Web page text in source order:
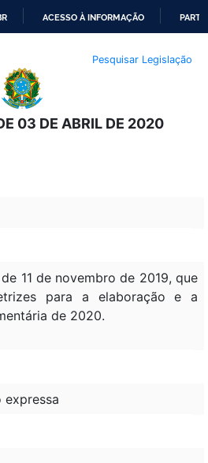
O
CONTEÚDO
ACESSO À INFORMAÇÃO
Pesquisar Legislação
03 DE ABRIL DE 2020
de 11 de novembro de 2019, que
para a elaboração e a
de 2020.
expressa